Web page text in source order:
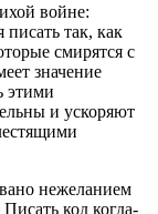
войне:
писать так, как
смирятся с
значение
этими
и ускоряют
нежеланием
код когда-